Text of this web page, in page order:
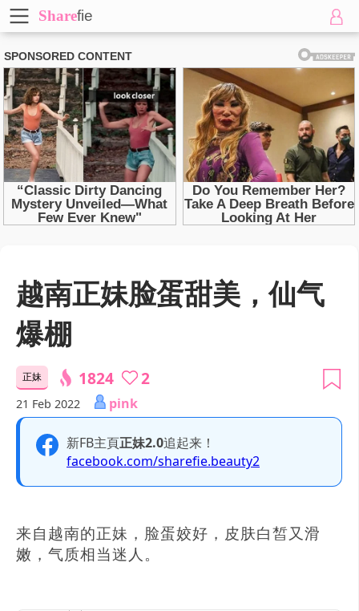
Sharefie
越南正妹脸蛋甜美，仙气
爆棚
正妹 1824 2
21 Feb 2022 pink
新FB主頁正妹2.0追起来！
facebook.com/sharefie.beauty2
来自越南的正妹，脸蛋姣好，皮肤白皙又滑
嫩，气质相当迷人。